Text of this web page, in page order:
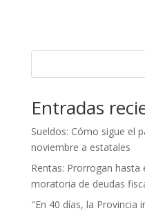
Entradas
Sueldos: Cómo sigue el
noviembre a estatales
Rentas: Prorrogan hasta
moratoria de deudas
"En 40 días, la Provincia